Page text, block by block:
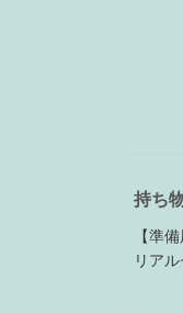
持ち
【準
リア